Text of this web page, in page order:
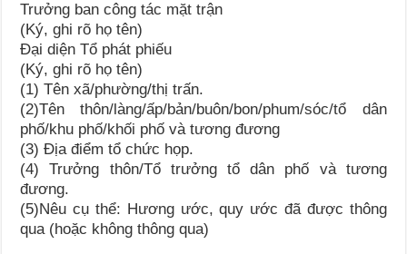
Trưởng ban công tác mặt trận
(Ký, ghi rõ họ tên)
Đại diện Tổ phát phiếu
(Ký, ghi rõ họ tên)
(1) Tên xã/phường/thị trấn.
(2)Tên thôn/làng/ấp/bản/buôn/bon/phum/sóc/tổ dân
phố/khu phố/khối phố và tương đương
(3) Địa điểm tổ chức họp.
(4) Trưởng thôn/Tổ trưởng tổ dân phố và tương
đương.
(5)Nêu cụ thể: Hương ước, quy ước đã được thông
qua (hoặc không thông qua)